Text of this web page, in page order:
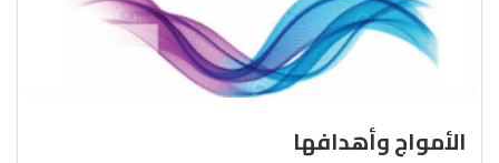
الأمواج وأهدافها